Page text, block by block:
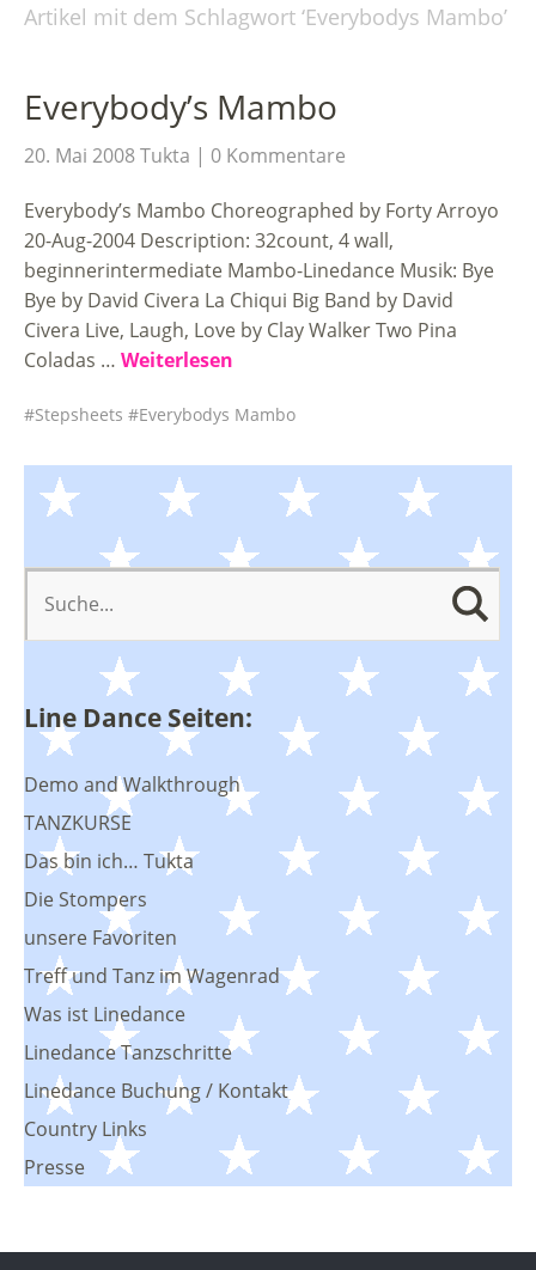
Artikel mit dem Schlagwort ‘Everybodys Mambo’
Everybody’s Mambo
20. Mai 2008Tukta 0 Kommentare
Everybody’s Mambo Choreographed by Forty Arroyo
20-Aug-2004 Description: 32count, 4 wall,
beginnerintermediate Mambo-Linedance Musik: Bye
Bye by David Civera La Chiqui Big Band by David
Civera Live, Laugh, Love by Clay Walker Two Pina
Coladas … Weiterlesen
Stepsheets Everybodys Mambo
Line Dance Seiten:
Demo and Walkthrough
TANZKURSE
Das bin ich… Tukta
Die Stompers
unsere Favoriten
Treff und Tanz im Wagenrad
Was ist Linedance
Linedance Tanzschritte
Linedance Buchung / Kontakt
Country Links
Presse